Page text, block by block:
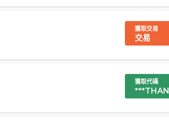
獲取交易
交易
獲取代碼
***THAN